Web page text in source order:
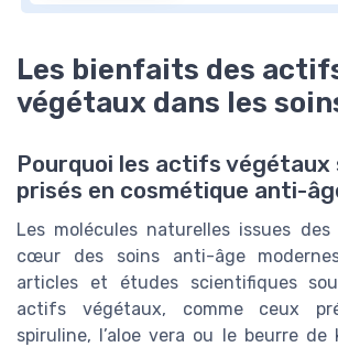
Les bienfaits des
végétaux dans les
Pourquoi les actifs végétaux
prisés en cosmétique anti-
Les molécules naturelles issues
cœur des soins anti-âge
articles et études scientifiques
actifs végétaux, comme ceux
spiruline, l’aloe vera ou le beurre de